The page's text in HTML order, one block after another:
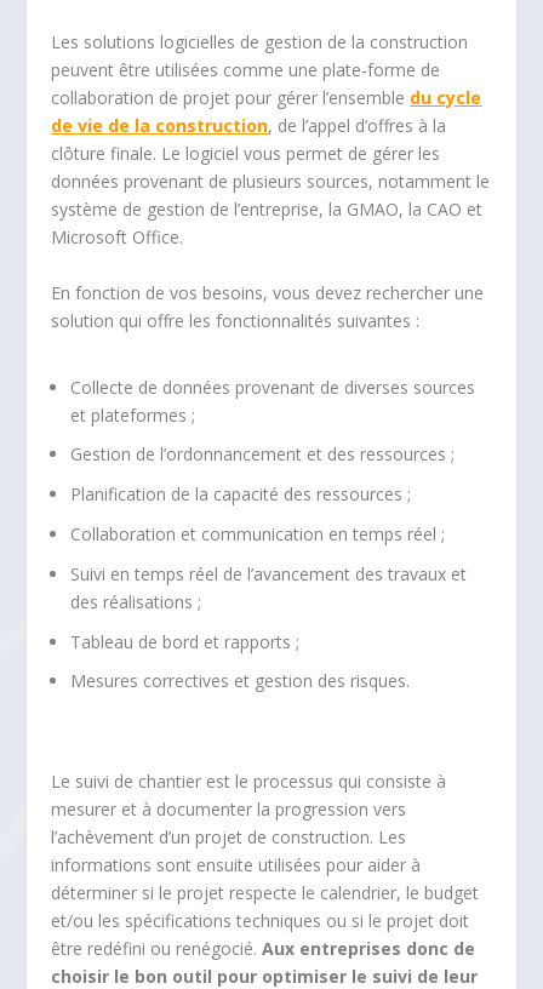
Les solutions logicielles de gestion de la construction
peuvent être utilisées comme une plate-forme de
collaboration de projet pour gérer l’ensemble du cycle
de vie de la construction, de l’appel d’offres à la
clôture finale. Le logiciel vous permet de gérer les
données provenant de plusieurs sources, notamment le
système de gestion de l’entreprise, la GMAO, la CAO et
Microsoft Office.
En fonction de vos besoins, vous devez rechercher une
solution qui offre les fonctionnalités suivantes :
Collecte de données provenant de diverses sources
et plateformes ;
Gestion de l’ordonnancement et des ressources ;
Planification de la capacité des ressources ;
Collaboration et communication en temps réel ;
Suivi en temps réel de l’avancement des travaux et
des réalisations ;
Tableau de bord et rapports ;
Mesures correctives et gestion des risques.
Le suivi de chantier est le processus qui consiste à
mesurer et à documenter la progression vers
l’achèvement d’un projet de construction. Les
informations sont ensuite utilisées pour aider à
déterminer si le projet respecte le calendrier, le budget
et/ou les spécifications techniques ou si le projet doit
être redéfini ou renégocié.Aux entreprises donc de
choisir le bon outil pour optimiser le suivi de leur